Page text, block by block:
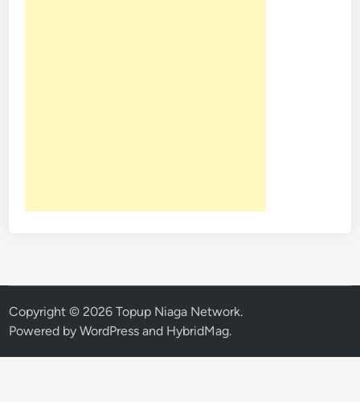
Copyright © 2026Topup Niaga Network.
Powered byWordPress and HybridMag.